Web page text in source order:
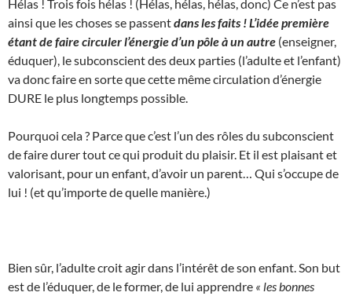
Hélas ! Trois fois hélas ! (Hélas, hélas, hélas, donc) Ce n’est pas
ainsi que les choses se passentdans les faits ! L’idée première
étant de faire circuler l’énergie d’un pôle à un autre (enseigner,
éduquer), le subconscient des deux parties (l’adulte et l’enfant)
va donc faire en sorte que cette même circulation d’énergie
DURE le plus longtemps possible.
Pourquoi cela ? Parce que c’est l’un des rôles du subconscient
de faire durer tout ce qui produit du plaisir. Et il est plaisant et
valorisant, pour un enfant, d’avoir un parent… Qui s’occupe de
lui ! (et qu’importe de quelle manière.)
Bien sûr, l’adulte croit agir dans l’intérêt de son enfant. Son but
est de l’éduquer, de le former, de lui apprendre « les bonnes